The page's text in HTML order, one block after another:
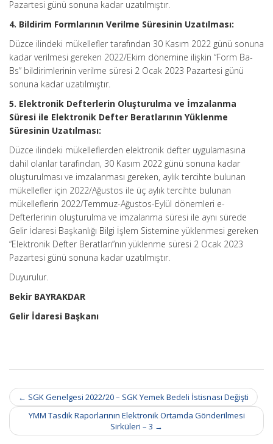
Pazartesi günü sonuna kadar uzatılmıştır.
4. Bildirim Formlarının Verilme Süresinin Uzatılması:
Düzce ilindeki mükellefler tarafından 30 Kasım 2022 günü sonuna
kadar verilmesi gereken 2022/Ekim dönemine ilişkin “Form Ba-
Bs” bildirimlerinin verilme süresi 2 Ocak 2023 Pazartesi günü
sonuna kadar uzatılmıştır.
5. Elektronik Defterlerin Oluşturulma ve İmzalanma
Süresi ile Elektronik Defter Beratlarının Yüklenme
Süresinin Uzatılması:
Düzce ilindeki mükelleflerden elektronik defter uygulamasına
dahil olanlar tarafından, 30 Kasım 2022 günü sonuna kadar
oluşturulması ve imzalanması gereken, aylık tercihte bulunan
mükellefler için 2022/Ağustos ile üç aylık tercihte bulunan
mükelleflerin 2022/Temmuz-Ağustos-Eylül dönemleri e-
Defterlerinin oluşturulma ve imzalanma süresi ile aynı sürede
Gelir İdaresi Başkanlığı Bilgi İşlem Sistemine yüklenmesi gereken
“Elektronik Defter Beratları”nın yüklenme süresi 2 Ocak 2023
Pazartesi günü sonuna kadar uzatılmıştır.
Duyurulur.
Bekir BAYRAKDAR
Gelir İdaresi Başkanı
Post
navigation
← SGK Genelgesi 2022/20 – SGK Yemek Bedeli İstisnası Değişti
YMM Tasdik Raporlarının Elektronik Ortamda Gönderilmesi
Sirküleri – 3 →